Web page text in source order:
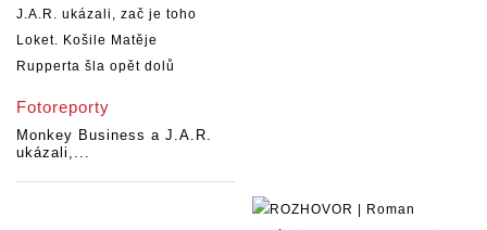
Fotoreporty
Monkey Business a J.A.R.
ukázali,...